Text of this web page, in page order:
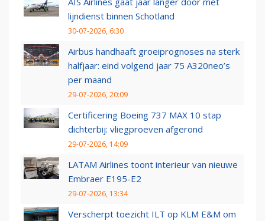
lijndienst binnen Schotland
30-07-2026, 6:30
Airbus handhaaft groeiprognoses na sterk
halfjaar: eind volgend jaar 75 A320neo’s
per maand
29-07-2026, 20:09
Certificering Boeing 737 MAX 10 stap
dichterbij: vliegproeven afgerond
29-07-2026, 14:09
LATAM Airlines toont interieur van nieuwe
Embraer E195-E2
29-07-2026, 13:34
Verscherpt toezicht ILT op KLM E&M om